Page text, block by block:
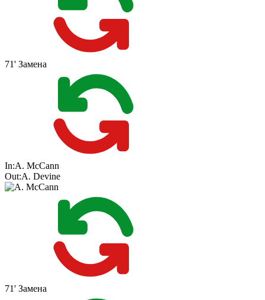
71' Замена
In:A. McCann
Out:A. Devine
71' Замена